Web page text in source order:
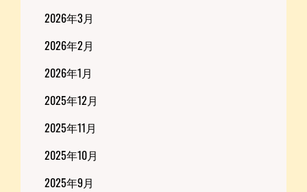
2026年3月
2026年2月
2026年1月
2025年12月
2025年11月
2025年10月
2025年9月